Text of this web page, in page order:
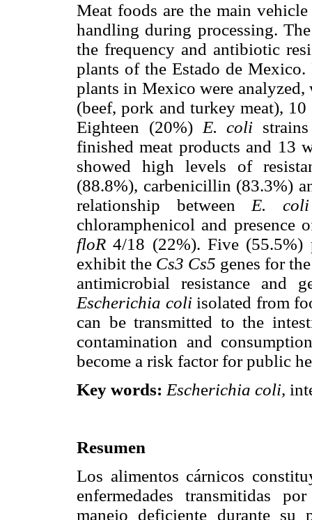
Meat foods are the main
handling during processing.
the frequency and antibiotic
plants of the Estado de
plants in Mexico were
(beef, pork and turkey meat),
Eighteen (20%) E. coli
finished meat products and 13
showed high levels of
(88.8%), carbenicillin (83.3%)
relationship between E. coli
chloramphenicol and presence
floR 4/18 (22%). Five
exhibit the Cs3 Cs5 genes for
antimicrobial resistance and
Escherichia coliisolated from
can be transmitted to the
contamination and
become a risk factor for public
Key words: Escherichia coli,
Resumen
Los alimentos cárnicos
enfermedades transmitidas
manejo deficiente durante su